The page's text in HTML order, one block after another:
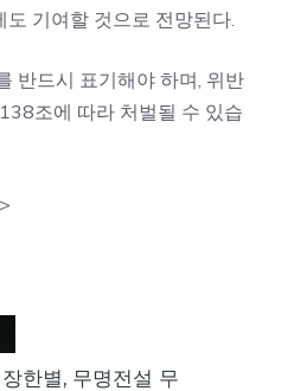
기여할 것으로 전망된다.
반드시 표기해야 하며, 위반
조에 따라 처벌될 수 있습
장한별, 무명전설 무